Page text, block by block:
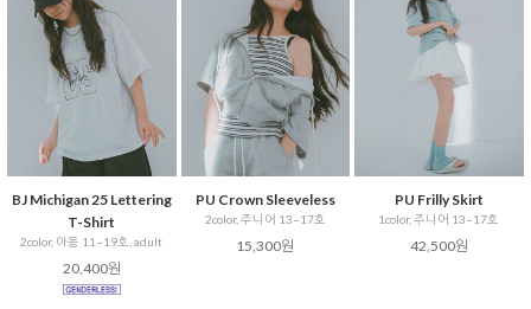
BJ Michigan 25 Lettering
T-Shirt
2color, 아동 11~19호, adult
20,400원
PU Crown Sleeveless
2color, 주니어 13~17호
15,300원
PU Frilly Skirt
1color, 주니어 13~17호
42,500원